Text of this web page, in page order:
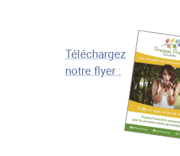
Téléchargez
notre flyer :